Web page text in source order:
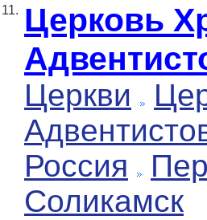
11. Церковь
Церкви
Россия
Соликамск